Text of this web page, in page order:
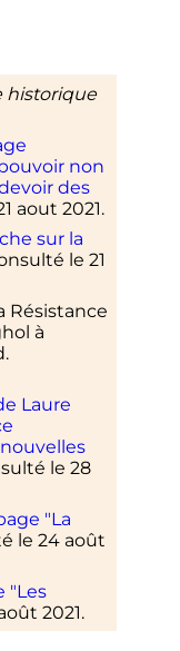
historique
non
des
aout 2021.
sur la
le 21
Résistance
à
Laure
le 28
"La
le 24 août
"Les
2021.